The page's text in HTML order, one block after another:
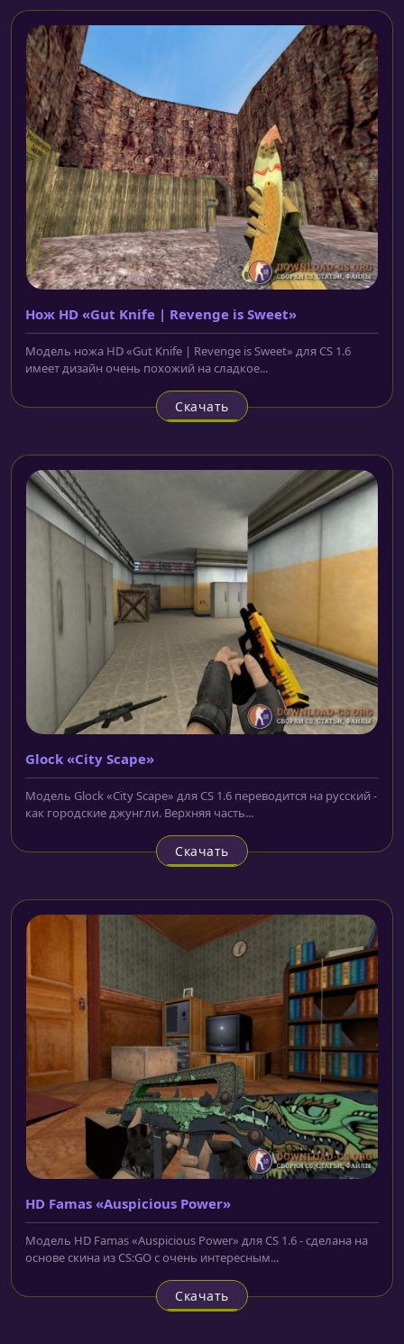
Нож HD «Gut Knife | Revenge is Sweet»
Модель ножа HD «Gut Knife | Revenge is Sweet» для CS 1.6
имеет дизайн очень похожий на сладкое...
Скачать
Glock «City Scape»
Модель Glock «City Scape» для CS 1.6 переводится на русский -
как городские джунгли. Верхняя часть...
Скачать
HD Famas «Auspicious Power»
Модель HD Famas «Auspicious Power» для CS 1.6 - сделана на
основе скина из CS:GO с очень интересным...
Скачать